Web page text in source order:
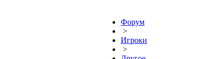
Форум
>
Игроки
>